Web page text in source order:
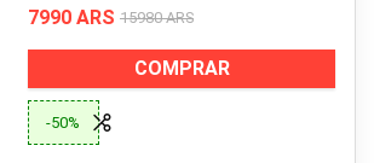
7990 ARS 15980 ARS
COMPRAR
-50%